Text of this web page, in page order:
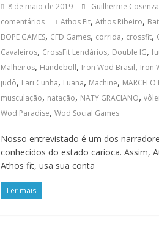
8 de maio de 2019 Guilherme Cosenza
comentários
Athos Fit,Athos Ribeiro,
BOPE GAMES, CFD Games, corrida, crossfit,
Cavaleiros, CrossFit Lendários, Double IG,
Malheiros, Handeboll, Iron Wod Brasil, Iron
judô, Lari Cunha, Luana, Machine, MARCELO
musculação, natação, NATY GRACIANO,vôlei
Wod Paradise,Wod Social Games
Nosso entrevistado é um dos
conhecidos do estado carioca. Assim,
Athos fit, usa sua conta
Ler mais